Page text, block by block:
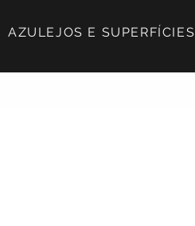
AZULEJOS E SUPERFÍCIES